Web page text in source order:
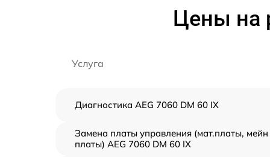
Цены на
Услуга
Диагностика AEG 7060 DM 60 IX
Замена платы управления (мат.платы, мейн
платы) AEG 7060 DM 60 IX